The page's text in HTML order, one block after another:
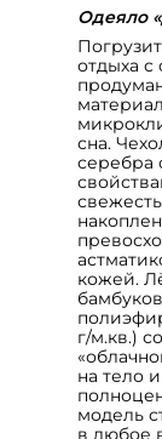
Одеяло
отдыха
сна.
серебра
кожей.
г/м.кв.)
на тело
модель
в любое